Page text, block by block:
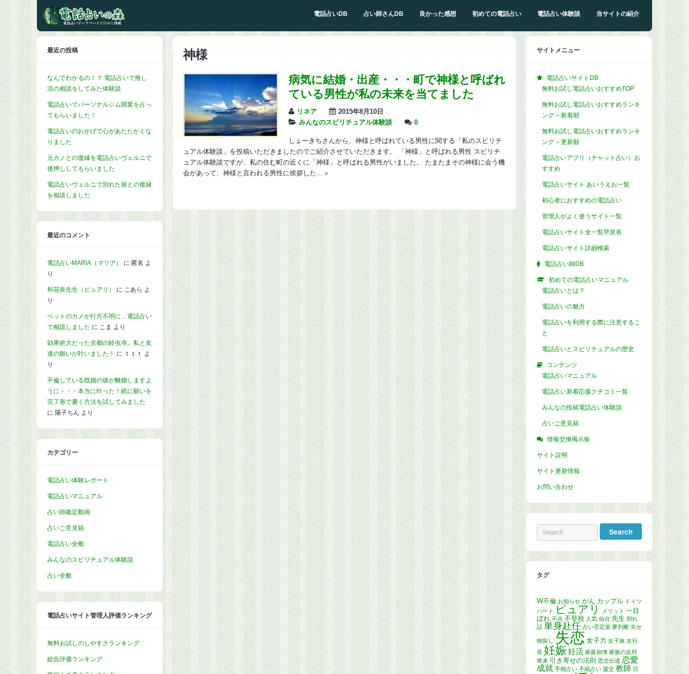
電話占いDB 占い師さんDB 良かった感想 初めての電話占い 電話占い体験談 当サイトの紹介
神様
病気に結婚・出産・・・町で神様と呼ばれ
ている男性が私の未来を当てました
リネア
2015年8月10日
みんなのスピリチュアル体験談
0
しょーきちさんから、神様と呼ばれている男性に関する「私のスピリチ
ュアル体験談」を投稿いただきましたのでご紹介させていただきます。 「神様」と呼ばれる男性 スピリチ
ュアル体験談ですが、私の住む町の近くに「神様」と呼ばれる男性がいました。 たまたまその神様に会う機
会があって、神様と言われる男性に挨拶した... »
最近の投稿
なんでわかるの！？ 電話占いで推し
活の相談をしてみた体験談
電話占いでパーソナルジム開業を占っ
てもらいました！
電話占いのおかげで心があたたかくな
りました
元カノとの復縁を電話占いヴェルニで
後押ししてもらいました
電話占いヴェルニで別れた彼との復縁
を相談しました
最近のコメント
電話占いMARIA（マリア） に 匿名 よ
り
和花奈先生（ピュアリ） に こあら よ
り
ペットのカメが行方不明に…電話占い
で相談しました に こま より
効果絶大だった京都の鈴虫寺。私と友
達の願いが叶いました！
に ｔｔｔ よ
り
不倫している既婚の彼が離婚しますよ
うに・・・本当に叶った！紙に願いを
完了形で書く方法を試してみました
に 陽子ちん より
カテゴリー
電話占い体験レポート
電話占いマニュアル
占い師鑑定動画
占いご意見箱
電話占い全般
みんなのスピリチュアル体験談
占い全般
電話占いサイト管理人評価ランキング
無料お試しのしやすさランキング
総合評価ランキング
サイトメニュー
電話占いサイトDB
無料お試し電話占いおすすめTOP
無料お試し電話占いおすすめランキ
ング – 新着順
無料お試し電話占いおすすめランキ
ング – 更新順
電話占いアプリ（チャット占い）お
すすめ
電話占いサイト あいうえお一覧
初心者におすすめの電話占い
管理人がよく使うサイト一覧
電話占いサイト全一覧早見表
電話占いサイト詳細検索
電話占い師DB
初めての電話占いマニュアル
電話占いとは？
電話占いの魅力
電話占いを利用する際に注意するこ
と
電話占いとスピリチュアルの歴史
コンテンツ
電話占いマニュアル
電話占い新着応援クチコミ一覧
みんなの投稿電話占い体験談
占いご意見箱
情報交換掲示板
サイト説明
サイト更新情報
お問い合わせ
タグ
W不倫 お知らせ がん カップル ドイツ
ハート
ピュアリ メリット 一目
ぼれ 不吉 不登校 人気 仙台 先生 別れ
話 単身赴任 占い否定派 夢判断 失せ
物探し 失恋 女子力 女子旅 女社
長 妊娠妊活 家庭崩壊 家族の反対
将来 引き寄せの法則 思念伝達 恋愛
成就 手相占い 手紙占い 援交 教師 日